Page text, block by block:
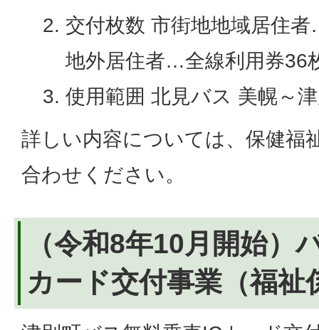
交付枚数 市街地地域居住
地外居住者…全線利用券36
使用範囲 北見バス 美幌～
詳しい内容については、保健福
合わせください。
（令和8年10月開始）
カード交付事業（福祉